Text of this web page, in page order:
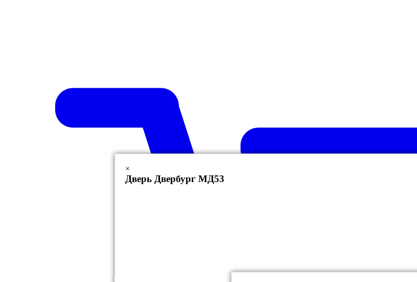
×
Дверь Двербург МД53